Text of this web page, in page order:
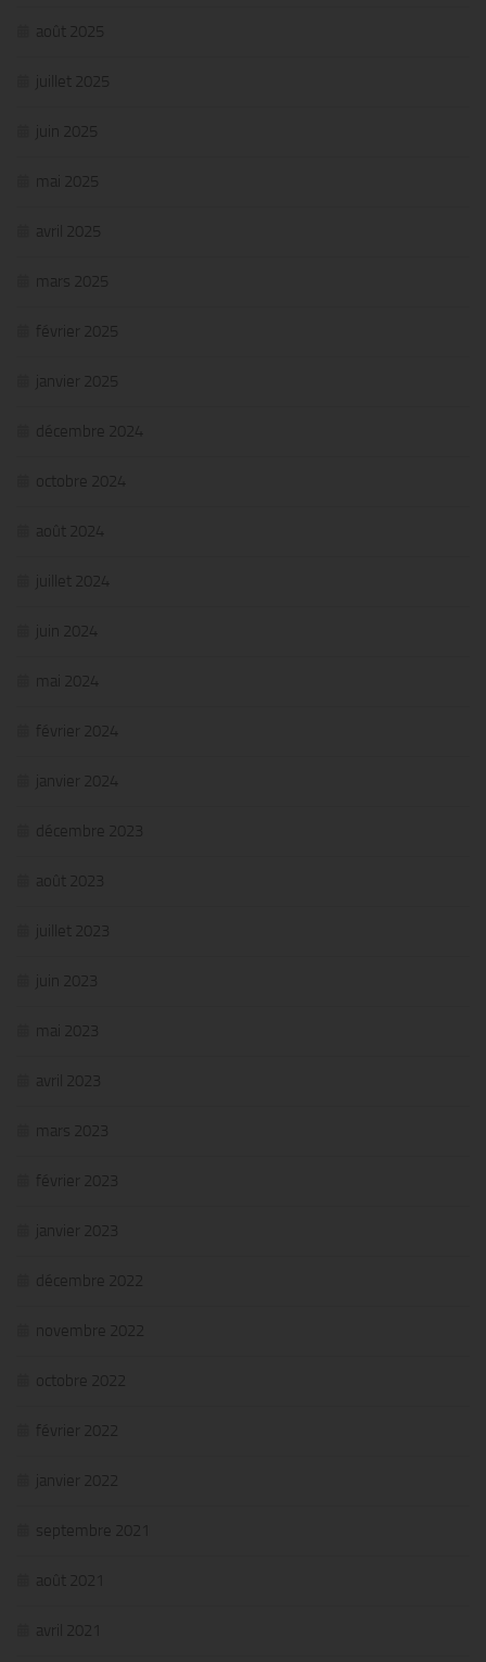
août 2025
juillet 2025
juin 2025
mai 2025
avril 2025
mars 2025
février 2025
janvier 2025
décembre 2024
octobre 2024
août 2024
juillet 2024
juin 2024
mai 2024
février 2024
janvier 2024
décembre 2023
août 2023
juillet 2023
juin 2023
mai 2023
avril 2023
mars 2023
février 2023
janvier 2023
décembre 2022
novembre 2022
octobre 2022
février 2022
janvier 2022
septembre 2021
août 2021
avril 2021